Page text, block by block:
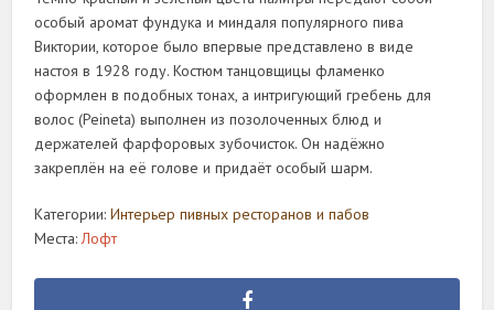
особый аромат фундука и миндаля популярного пива
Виктории, которое было впервые представлено в виде
настоя в 1928 году. Костюм танцовщицы фламенко
оформлен в подобных тонах, а интригующий гребень для
волос (Peineta) выполнен из позолоченных блюд и
держателей фарфоровых зубочисток. Он надёжно
закреплён на её голове и придаёт особый шарм.
Категории:Интерьер пивных ресторанов и пабов
Места:Лофт